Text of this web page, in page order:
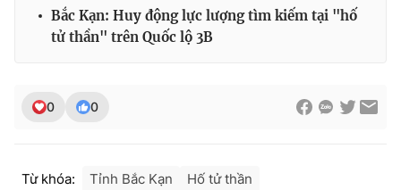
Bắc Kạn: Huy động lực lượng tìm kiếm tại "hố
tử thần" trên Quốc lộ 3B
0 0
Từ khóa: Tỉnh Bắc Kạn Hố tử thần